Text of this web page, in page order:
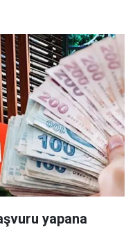
yapana